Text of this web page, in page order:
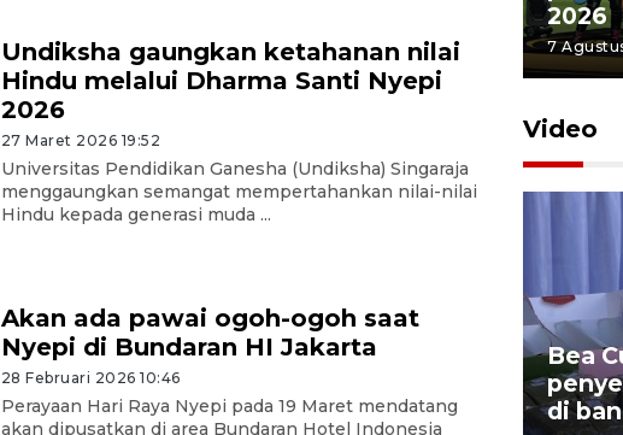
Undiksha gaungkan ketahanan nilai
Hindu melalui Dharma Santi Nyepi
2026
27 Maret 2026 19:52
Universitas Pendidikan Ganesha (Undiksha) Singaraja
menggaungkan semangat mempertahankan nilai-nilai
Hindu kepada generasi muda ...
Akan ada pawai ogoh-ogoh saat
Nyepi di Bundaran HI Jakarta
28 Februari 2026 10:46
Perayaan Hari Raya Nyepi pada 19 Maret mendatang
akan dipusatkan di area Bundaran Hotel Indonesia
5 Agustus 2026 16:28
2026
7
Video
Polisi tetapkan lima tersangka
pengeroyokan maling ayam di
Tabanan
Bea
di